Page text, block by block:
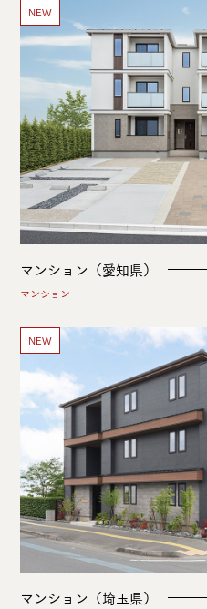
NEW
マンション（愛知県）
マンション
NEW
マンション（埼玉県）